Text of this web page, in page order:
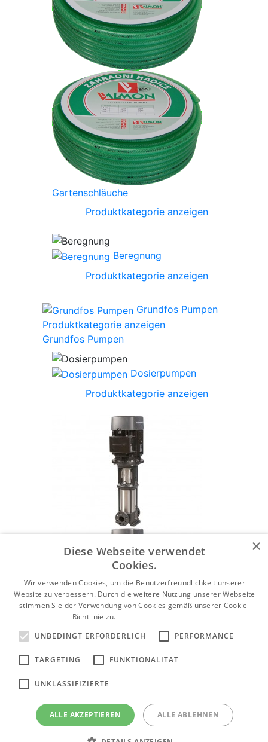
Gartenschläuche
Produktkategorie anzeigen
Beregnung
Produktkategorie anzeigen
Grundfos Pumpen
Produktkategorie anzeigen
Grundfos Pumpen
Dosierpumpen
Produktkategorie anzeigen
CRN / CRI / CRE / CRNE / CRIE
Produktkategorie anzeigen
×
Diese Webseite verwendet
Cookies.
Wir verwenden Cookies, um die Benutzerfreundlichkeit unserer
Website zu verbessern. Durch die weitere Nutzung unserer Webseite
stimmen Sie der Verwendung von Cookies gemäß unserer Cookie-
Richtlinie zu.
UNBEDINGT ERFORDERLICH
PERFORMANCE
TARGETING FUNKTIONALITÄT
UNKLASSIFIZIERTE
ALLE AKZEPTIEREN ALLE ABLEHNEN